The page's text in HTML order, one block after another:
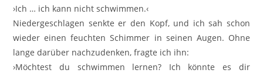
›Ich … ich kann nicht schwimmen.‹
Niedergeschlagen senkte er den Kopf, und ich sah schon
wieder einen feuchten Schimmer in seinen Augen. Ohne
lange darüber nachzudenken, fragte ich ihn:
›Möchtest du schwimmen lernen? Ich könnte es dir